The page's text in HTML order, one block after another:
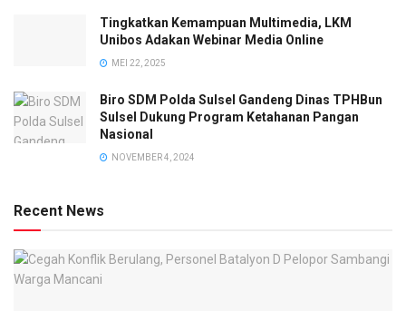
Tingkatkan Kemampuan Multimedia, LKM
Unibos Adakan Webinar Media Online
MEI 22, 2025
Biro SDM Polda Sulsel Gandeng Dinas TPHBun
Sulsel Dukung Program Ketahanan Pangan
Nasional
NOVEMBER 4, 2024
Recent News